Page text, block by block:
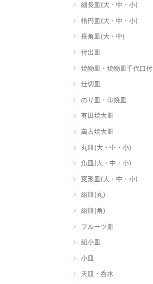
細長皿(大・中・小)
楕円皿(大・中・小)
長角皿(大・中)
付出皿
焼物皿・焼物皿千代口付
仕切皿
のり皿・串焼皿
有田焼大皿
萬古焼大皿
丸皿(大・中・小)
角皿(大・中・小)
変形皿(大・中・小)
組皿(丸)
組皿(角)
フルーツ皿
組小皿
小皿
天皿・呑水